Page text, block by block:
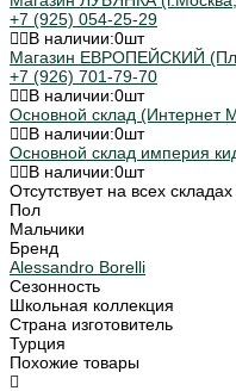
+7 (925) 054-25-29
В наличии:0шт
Магазин ЕВРОПЕЙСКИЙ (Пл.
+7 (926) 701-79-70
В наличии:0шт
Основной склад (Интернет
В наличии:0шт
Основной склад империя
В наличии:0шт
Отсутствует на всех складах
Пол
Мальчики
Бренд
Alessandro Borelli
Сезонность
Школьная коллекция
Страна изготовитель
Турция
Похожие товары